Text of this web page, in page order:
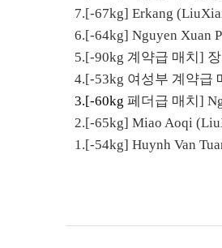
7.[-67kg] Erkang
6.[-64kg] Nguyen Xuan
5.[-90kg 계약급 매치]
4.[-53kg 여성부 계약급
3.[-60kg 페더급 매치]
2.[-65kg] Miao Aoqi
1.[-54kg] Huynh Van